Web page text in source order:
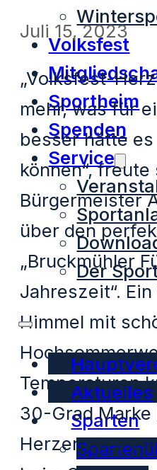
Volksfest
Sportheim
Spenden
Service
Der
Aktuelles
Sparten
Juli 15, 2023
„Volksfest-
mehr, was für
besser hätte
können“,
Bürgermeister
über den
„Bruckmühler
Jahreszeit“.
Himmel mit
Temperaturen
30-Grad Marke
Herzen aller